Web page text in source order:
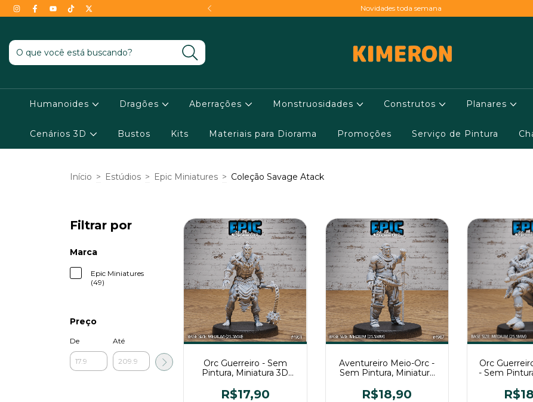
as condições ! Novidades toda semana
Humanoides Dragões Aberrações Monstruosidades Construtos Planares
Cenários 3D Bustos Kits Materiais para Diorama Promoções Serviço de Pintura
Início > Estúdios > Epic Miniatures > Coleção Savage Atack
Filtrar por
Marca
Epic Miniatures
(49)
Preço
De Até
Orc Guerreiro - Sem
Pintura, Miniatura 3D
Mesa
R$17,90
Aventureiro Meio-Orc -
Sem Pintura, Miniatura
Mesa
R$18,90
Orc
- Sem